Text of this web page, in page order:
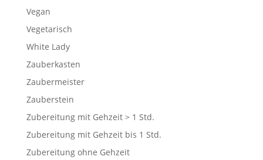
Vegan
Vegetarisch
White Lady
Zauberkasten
Zaubermeister
Zauberstein
Zubereitung mit Gehzeit > 1 Std.
Zubereitung mit Gehzeit bis 1 Std.
Zubereitung ohne Gehzeit